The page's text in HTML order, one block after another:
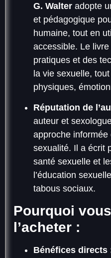
G. Walter adopte
et pédagogique
humaine, tout en
accessible. Le
pratiques et des
la vie sexuelle,
physiques,
Réputation de
auteur et
approche
sexualité. Il a écrit
santé sexuelle et
l’éducation
tabous sociaux.
Pourquoi
l’acheter :
Bénéfices directs